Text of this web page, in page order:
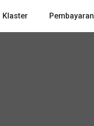
Klaster Pembayaran